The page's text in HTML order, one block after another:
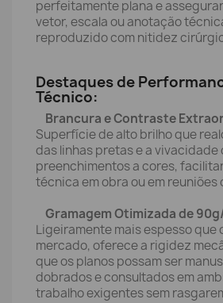
perfeitamente plana e
vetor, escala ou anotação
reproduzido com nitidez
Destaques de
Técnico:
Brancura e Contraste
Superfície de alto brilho que
das linhas pretas e a vivacidade
preenchimentos a cores,
técnica em obra ou em reuniões
Gramagem Otimizada de
Ligeiramente mais espesso que
mercado, oferece a rigidez
que os planos possam ser
dobrados e consultados em
trabalho exigentes sem